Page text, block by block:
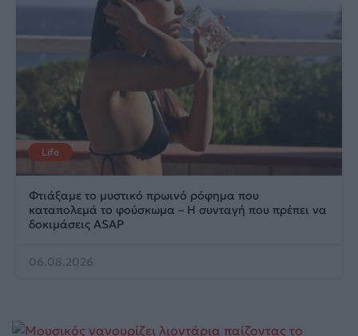
Life
Φτιάξαμε το μυστικό πρωινό ρόφημα που
καταπολεμά το φούσκωμα – Η συνταγή που πρέπει να
δοκιμάσεις ASAP
06.08.2026